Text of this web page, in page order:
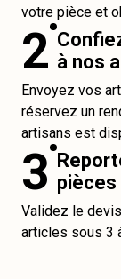
votre pièce et
2 à nos
Envoyez vos
réservez un
artisans est
3 pièces
Validez le
articles sous 3